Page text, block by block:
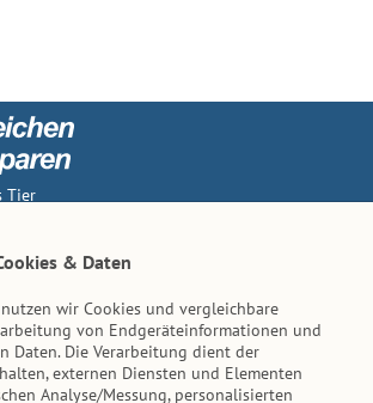
Tier
& Daten
wir Cookies und vergleichbare
von Endgeräteinformationen und
Daten. Die Verarbeitung dient der
externen Diensten und Elementen
Analyse/Messung, personalisierten